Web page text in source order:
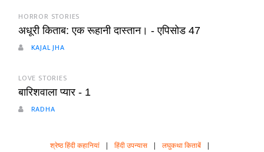
HORROR STORIES
अधूरी किताब: एक रूहानी दास्तान। - एपिसोड 47
KAJAL JHA
LOVE STORIES
बारिशवाला प्यार - 1
RADHA
श्रेष्ठ हिंदी कहानियां | हिंदी उपन्यास | लघुकथा किताबें |